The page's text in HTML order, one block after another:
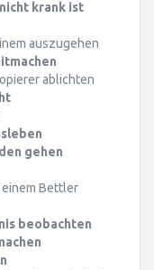
krank ist
auszugehen
ablichten
gehen
einem Bettler
beobachten